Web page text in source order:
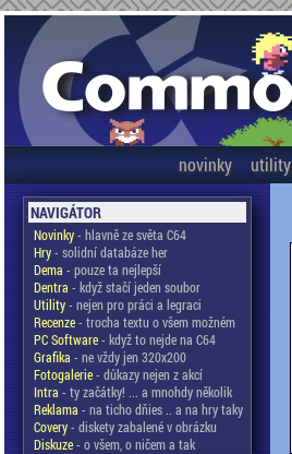
novinky utility
NAVIGÁTOR
Novinky- hlavně ze světa C64
Hry- solidní databáze her
Dema - pouze ta nejlepší
Dentra - když stačí jeden soubor
Utility- nejen pro práci a legraci
Recenze- trocha textu o všem možném
PC Software- když to nejde na C64
Grafika - ne vždy jen 320x200
Fotogalerie- důkazy nejen z akcí
Intra - ty začátky! ... a mnohdy několik
Reklama - na ticho dňies .. a na hry taky
Covery- diskety zabalené v obrázku
Diskuze- o všem, o ničem a tak